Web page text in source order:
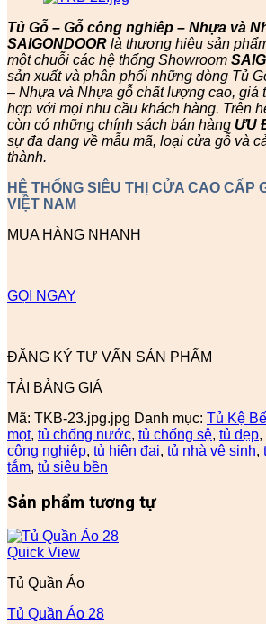
Tủ Gỗ – Gỗ công nghiêp – Nhựa và
SAIGONDOOR là thương hiệu sản
một chuỗi các hệ thống Showroom
sản xuất và phân phối những dòng Tủ
– Nhựa và Nhựa gỗ chất lượng cao, giá
hợp với mọi nhu cầu khách hàng. Trên
còn có những chính sách bán hàng ƯU
sự đa dạng về mẫu mã, loại cửa gỗ và
thành.
HỆ THỐNG SIÊU THỊ CỬA CAO CẤP
VIỆT NAM
MUA HÀNG NHANH
GỌI NGAY
ĐĂNG KÝ TƯ VẤN SẢN PHẨM
TẢI BẢNG GIÁ
Mã: TKB-23.jpg.jpg Danh mục: Tủ Kệ
mọt, tủ chống nước, tủ chống sệ, tủ đẹp,
công nghiệp, tủ hiện đại, tủ nhà vệ sinh,
tắm, tủ siêu bền
Sản phẩm tương tự
Quick View
Tủ Quần Áo
Tủ Quần Áo 28